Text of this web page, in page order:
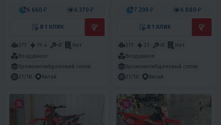
6 660 ₽ 6 370 ₽
В 1 КЛИК
271 19.4 4T
Нет
Воздушное
Хромомолибденовый сплав
21/18
Китай
7 200 ₽ 6 880 ₽
В 1 КЛИК
271 23 4T
Нет
Воздушное
Хромомолибденовый сплав
21/18
Китай